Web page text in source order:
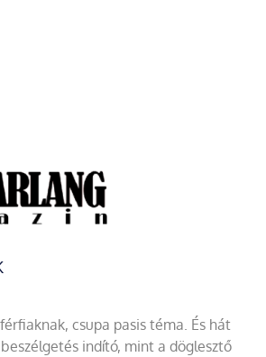
csupa pasis téma. És hát
indító, mint a döglesztő